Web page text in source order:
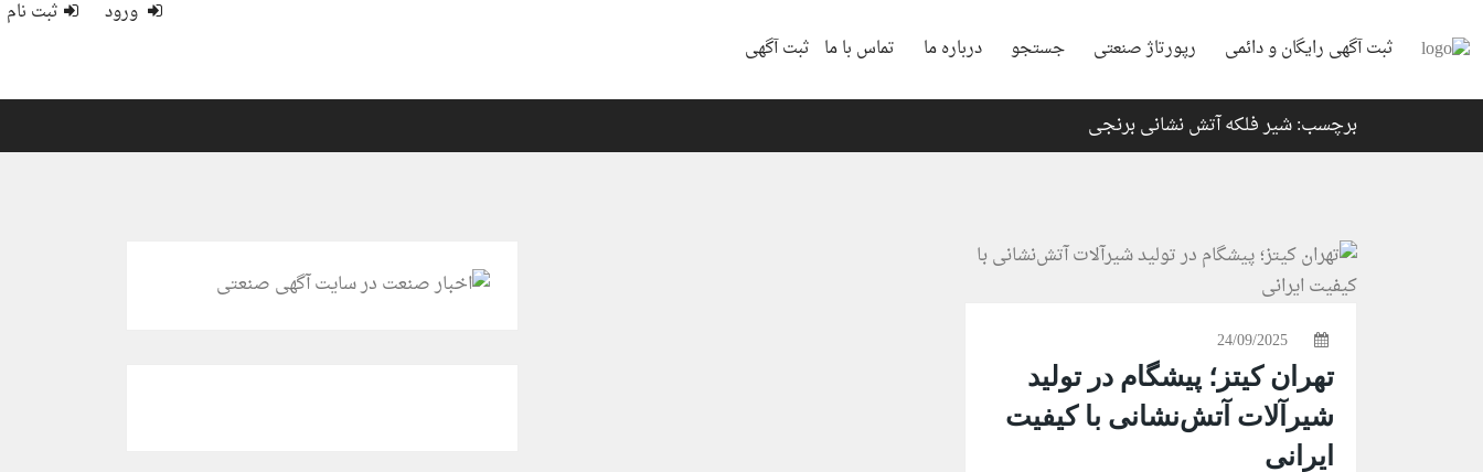
ثبت آگهی رایگان و دائمی رپورتاژ صنعتی جستجو درباره ما تماس با ما ثبت آگهی
ورود ثبت نام
برچسب: شیر فلکه آتش نشانی برنجی
24/09/2025
تهران کیتز؛ پیشگام در تولید
شیرآلات آتش‌نشانی با کیفیت
ایرانی